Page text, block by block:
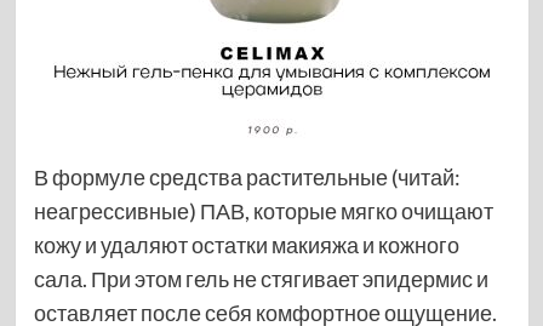
В формуле средства растительные (читай:
неагрессивные) ПАВ, которые мягко очищают
кожу и удаляют остатки макияжа и кожного
сала. При этом гель не стягивает эпидермис и
оставляет после себя комфортное ощущение.